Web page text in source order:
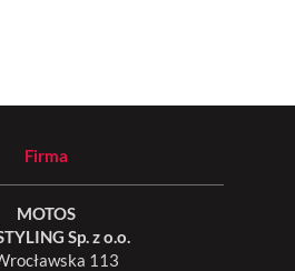
Firma
MOTOS
Sp. z o.o.
113